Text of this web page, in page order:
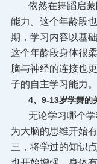
依然在舞蹈启
能力。这个年龄段
期，学习内容以基
这个年龄段身体很
脑与神经的连接也
子的自主学习能力。
4、9-13岁学舞的
无论学习哪个
为大脑的思维开始
三，将学过的知识